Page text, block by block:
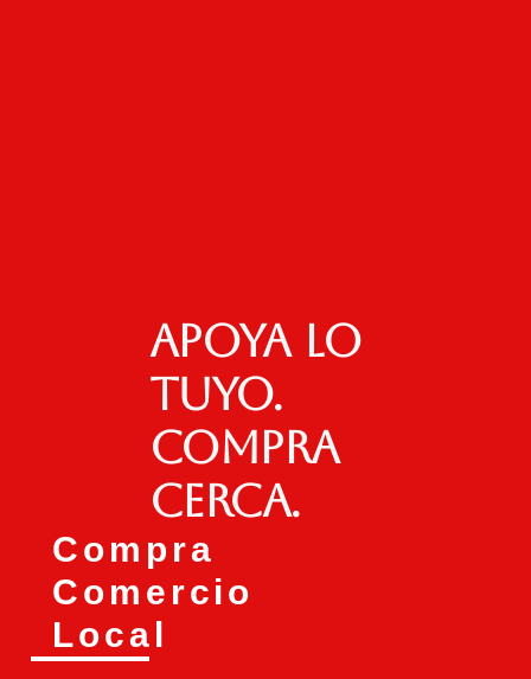
Apoya lo
tuyo.
Compra
cerca.
Compra
Comercio
Local